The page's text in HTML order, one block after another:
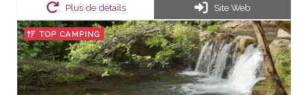
Plus de détails Site Web
TOP CAMPING